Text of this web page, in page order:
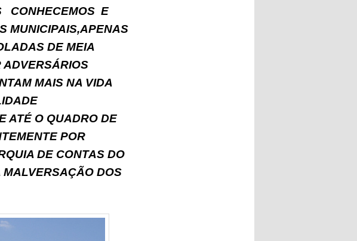
CONHECEMOS E
MUNICIPAIS,APENAS
DE MEIA
ADVERSÁRIOS
MAIS NA VIDA
ATÉ O QUADRO DE
POR
DE CONTAS DO
DOS